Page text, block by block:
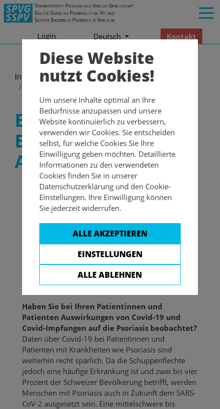
Login Deutsch Kontakt
Informationen
Expertinnen und
Experten geben
Auskunft
Covid-19 und Psoriasis –
Mögliche Auswirkungen und
Unterbruch bei schwerer
Infektion
Zwei Fragen an PD Dr. med. Julia-Tatjana Maul,
Oberärztin der Dermatologischen Klinik und Leiterin
der Psoriasis-Sprechstunde am USZ Flughafen (Stand
18.05.2022)
Haben Sie bei Ihren Patientinnen und
Patienten Auswirkungen von Covid-19 und
Covid-Impfungen auf die Psoriasis beobachtet?
Daten über Covid-19 bei Patientinnen und
Patienten mit Krankheiten wie Psoriasis sind
weiterhin recht spärlich. Da die Schuppenflechte
jedoch eine häufige Erkrankung ist und zwei bis vier
Prozent der Schweizer Bevölkerung betrifft, werden
Menschen mit Psoriasis auch in Zukunft dem SARS-
CoV-2 ausgesetzt sein. Eine mittelschwere bis
Diese Website
nutzt Cookies!
Um unsere Inhalte optimal an Ihre
Bedürfnisse anzupassen und unsere
Website kontinuierlich zu verbessern,
verwenden wir Cookies. Sie entscheiden
selbst, für welche Cookies Sie Ihre
Einwilligung geben möchten. Detaillierte
Informationen zu den verwendeten
Cookies finden Sie in unserer
Datenschutzerklärung und den Cookie-
Einstellungen. Ihre Einwilligung können
Sie jederzeit widerrufen.
ALLE AKZEPTIEREN
EINSTELLUNGEN
ALLE ABLEHNEN